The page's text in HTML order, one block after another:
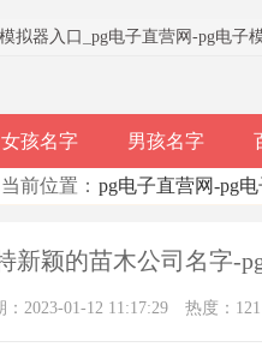
拟器入口 pg电子直营网-pg电子
女孩名字 男孩名字
当前位置： pg电子直营网-pg
新颖的苗木公司名字-
2023-01-12 11:17:29 热度：121